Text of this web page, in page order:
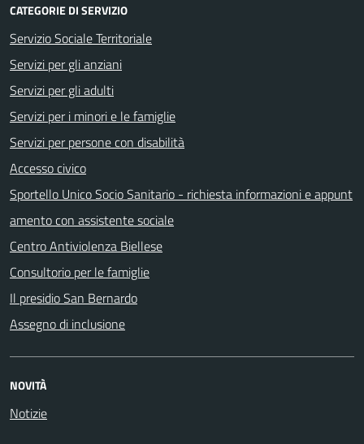
CATEGORIE DI SERVIZIO
Servizio Sociale Territoriale
Servizi per gli anziani
Servizi per gli adulti
Servizi per i minori e le famiglie
Servizi per persone con disabilità
Accesso civico
Sportello Unico Socio Sanitario - richiesta informazioni e appunt
amento con assistente sociale
Centro Antiviolenza Biellese
Consultorio per le famiglie
Il presidio San Bernardo
Assegno di inclusione
NOVITÀ
Notizie